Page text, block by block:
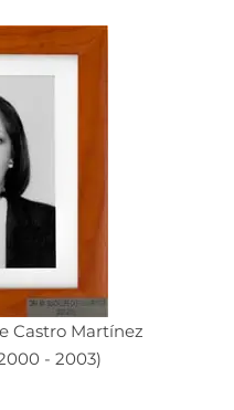
Castro Martínez
- 2003)